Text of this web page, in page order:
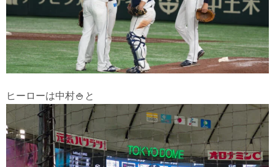
ヒーローは中村🍚と